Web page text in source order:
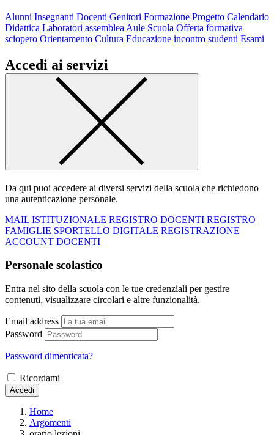
Alunni Insegnanti Docenti Genitori Formazione Progetto Calendario
Didattica Laboratori assemblea Aule Scuola Offerta formativa
sciopero Orientamento Cultura Educazione incontro studenti Esami
Accedi ai servizi
Da qui puoi accedere ai diversi servizi della scuola che richiedono
una autenticazione personale.
MAIL ISTITUZIONALE REGISTRO DOCENTI REGISTRO
FAMIGLIE SPORTELLO DIGITALE REGISTRAZIONE
ACCOUNT DOCENTI
Personale scolastico
Entra nel sito della scuola con le tue credenziali per gestire
contenuti, visualizzare circolari e altre funzionalità.
Email address
Password
Password dimenticata?
Ricordami
Accedi
Home
Argomenti